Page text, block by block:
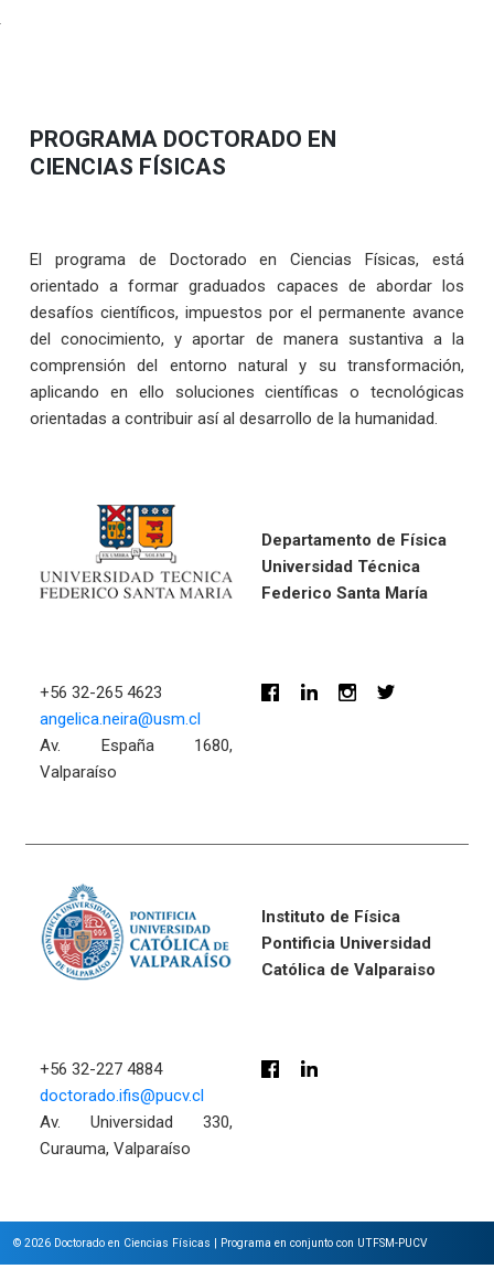
PROGRAMA DOCTORADO EN
CIENCIAS FÍSICAS
El programa de Doctorado en Ciencias Físicas, está
orientado a formar graduados capaces de abordar los
desafíos científicos, impuestos por el permanente avance
del conocimiento, y aportar de manera sustantiva a la
comprensión del entorno natural y su transformación,
aplicando en ello soluciones científicas o tecnológicas
orientadas a contribuir así al desarrollo de la humanidad.
Departamento de Física
Universidad Técnica
Federico Santa María
+56 32-265 4623
angelica.neira@usm.cl
Av. España 1680,
Valparaíso
Instituto de Física
Pontificia Universidad
Católica de Valparaiso
+56 32-227 4884
doctorado.ifis@pucv.cl
Av. Universidad 330,
Curauma, Valparaíso
© 2026 Doctorado en Ciencias Físicas Programa en conjunto con UTFSM-PUCV